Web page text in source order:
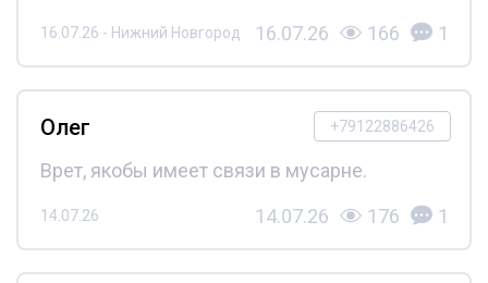
16.07.26 - Нижний Новгород 16.07.26 166 1
+79122886426
Олег
Врет, якобы имеет связи в мусарне.
14.07.26 14.07.26 176 1